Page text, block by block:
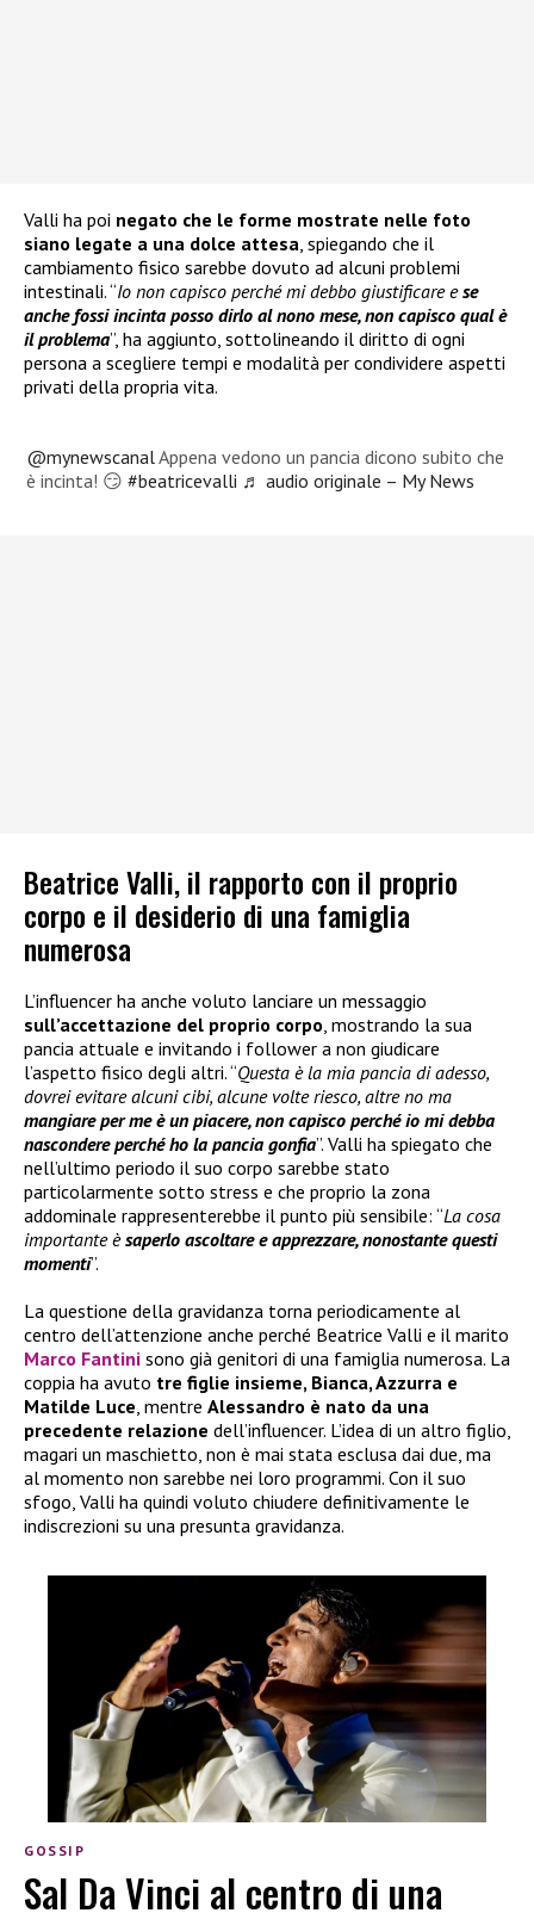
Valli ha poi negato che le forme mostrate nelle foto
siano legate a una dolce attesa , spiegando che il
cambiamento fisico sarebbe dovuto ad alcuni problemi
intestinali. “Io non capisco perché mi debbo giustificare ese
anche fossi incinta posso dirlo al nono mese, non capisco qual è
il problema”, ha aggiunto, sottolineando il diritto di ogni
persona a scegliere tempi e modalità per condividere aspetti
privati della propria vita.
@mynewscanalAppena vedono un pancia dicono subito che
è incinta! 😏#beatricevalli ♬ audio originale – My News
Beatrice Valli, il rapporto con il proprio
corpo e il desiderio di una famiglia
numerosa
L’influencer ha anche voluto lanciare un messaggio
sull’accettazione del proprio corpo, mostrando la sua
pancia attuale e invitando i follower a non giudicare
l’aspetto fisico degli altri. “Questa è la mia pancia di adesso,
dovrei evitare alcuni cibi, alcune volte riesco, altre no ma
mangiare per me è un piacere, non capisco perché io mi debba
nascondere perché ho la pancia gonfia”. Valli ha spiegato che
nell’ultimo periodo il suo corpo sarebbe stato
particolarmente sotto stress e che proprio la zona
addominale rappresenterebbe il punto più sensibile: “La cosa
importante èsaperlo ascoltare e apprezzare, nonostante questi
momenti”.
La questione della gravidanza torna periodicamente al
centro dell’attenzione anche perché Beatrice Valli e il marito
Marco Fantini sono già genitori di una famiglia numerosa. La
coppia ha avuto tre figlie insieme, Bianca, Azzurra e
Matilde Luce, mentre Alessandro è nato da una
precedente relazione dell’influencer. L’idea di un altro figlio,
magari un maschietto, non è mai stata esclusa dai due, ma
al momento non sarebbe nei loro programmi. Con il suo
sfogo, Valli ha quindi voluto chiudere definitivamente le
indiscrezioni su una presunta gravidanza.
GOSSIP
Sal Da Vinci al centro di una